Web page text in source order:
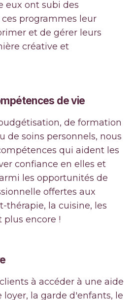
eux ont subi des
programmes leur
et de gérer leurs
créative et
de vie
de formation
de soins personnels, nous
qui aident les
confiance en elles et
les opportunités de
offertes aux
thérapie, la cuisine, les
plus encore !
à accéder à une aide
la garde d'enfants, le